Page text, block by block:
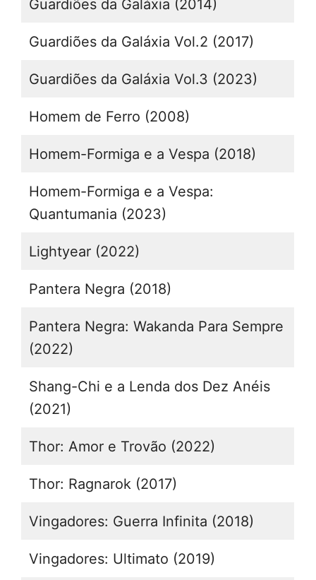
Guardiões da Galáxia (2014)
Guardiões da Galáxia Vol.2 (2017)
Guardiões da Galáxia Vol.3 (2023)
Homem de Ferro (2008)
Homem-Formiga e a Vespa (2018)
Homem-Formiga e a Vespa:
Quantumania (2023)
Lightyear (2022)
Pantera Negra (2018)
Pantera Negra: Wakanda Para Sempre
(2022)
Shang-Chi e a Lenda dos Dez Anéis
(2021)
Thor: Amor e Trovão (2022)
Thor: Ragnarok (2017)
Vingadores: Guerra Infinita (2018)
Vingadores: Ultimato (2019)